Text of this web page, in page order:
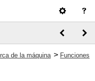
de la máquina > Funciones